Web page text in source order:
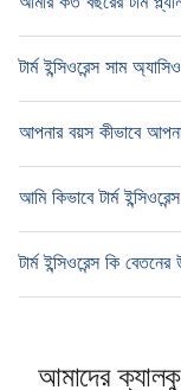
টার্ম ইন্সিওরেন্স সাম
আপনার বয়স কীভাবে
আমি কিভাবে টার্ম
টার্ম ইন্সিওরেন্স কি
আমাদের